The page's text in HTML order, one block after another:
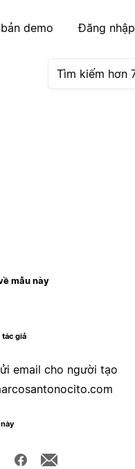
demo Đăng nhập
mẫu này
tác giả
email cho người tạo